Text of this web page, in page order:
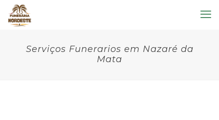
Serviços Funerarios em Nazaré da
Mata